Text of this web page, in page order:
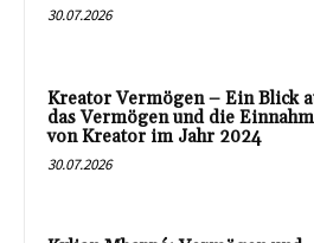
30.07.2026
Kreator Vermögen – Ein Blick
das Vermögen und die
von Kreator im Jahr 2024
30.07.2026